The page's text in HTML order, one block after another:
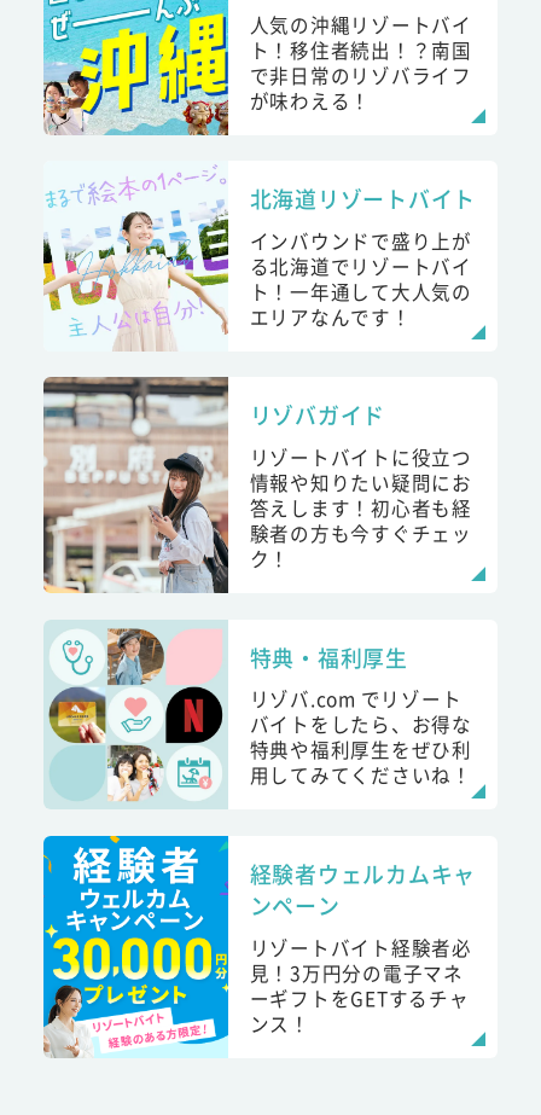
人気の沖縄リゾートバイ
ト！移住者続出！？南国
で非日常のリゾバライフ
が味わえる！
北海道リゾートバイト
インバウンドで盛り上が
る北海道でリゾートバイ
ト！一年通して大人気の
エリアなんです！
リゾバガイド
リゾートバイトに役立つ
情報や知りたい疑問にお
答えします！初心者も経
験者の方も今すぐチェッ
ク！
特典・福利厚生
リゾバ.com でリゾート
バイトをしたら、お得な
特典や福利厚生をぜひ利
用してみてくださいね！
経験者ウェルカムキャ
ンペーン
リゾートバイト経験者必
見！3万円分の電子マネ
ーギフトをGETするチャ
ンス！